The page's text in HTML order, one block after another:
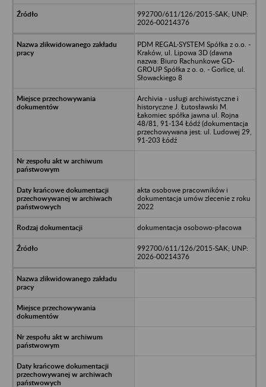
992700/611/126/2015-SAK; UNP:
2026-00214376
PDM REGAL-SYSTEM Spółka z o.o. -
Kraków, ul. Lipowa 3D (dawna
nazwa: Biuro Rachunkowe GD-
GROUP Spółka z o. o. - Gorlice, ul.
Słowackiego 8
Archivia - usługi archiwistyczne i
historyczne J. Łutosławski M.
Łakomiec spółka jawna ul. Rojna
48/81, 91-134 Łódź (dokumentacja
przechowywana jest: ul. Ludowej 29,
91-203 Łódź
akta osobowe pracowników i
dokumentacja umów zlecenie z roku
2022
dokumentacja osobowo-płacowa
992700/611/126/2015-SAK; UNP:
2026-00214376